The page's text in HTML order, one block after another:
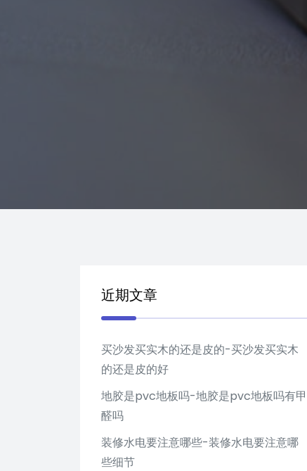
近期文章
买沙发买实木的还是皮的-买沙发买实木
的还是皮的好
地胶是pvc地板吗-地胶是pvc地板吗有甲
醛吗
装修水电要注意哪些-装修水电要注意哪
些细节